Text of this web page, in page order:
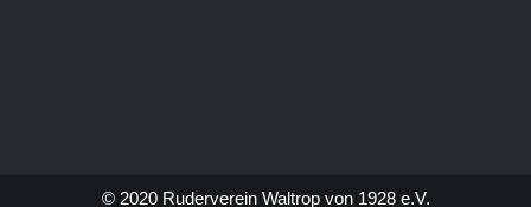
© 2020 Ruderverein Waltrop von 1928 e.V.